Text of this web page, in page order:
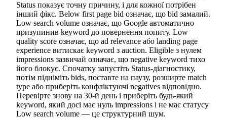
Status показує точну причину, і для кожної потрібен
інший фікс. Below first page bid означає, що bid замалий.
Low search volume означає, що Google автоматично
призупинив keyword до повернення попиту. Low
quality score означає, що ad relevance або landing page
experience витискає keyword з auction. Eligible з нулем
impressions зазвичай означає, що negative keyword тихо
його блокує. Спочатку запустіть Status-діагностику,
потім підніміть bids, поставте на паузу, розширте match
type або приберіть конфліктуючі negatives відповідно.
Перевірте знову на 30-й день і приберіть будь-який
keyword, який досі має нуль impressions і не має статусу
Low search volume — це структурний шум.